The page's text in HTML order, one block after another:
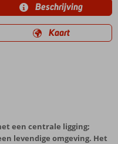
Beschrijving
Kaart
een centrale ligging;
levendige omgeving. Het